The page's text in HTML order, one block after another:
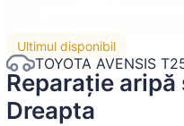
Ultimul disponibil
TOYOTA AVENSIS
Reparație aripă
Dreapta